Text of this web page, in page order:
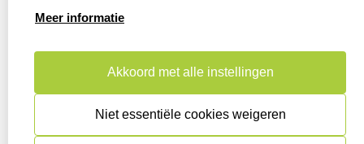
Aanleverspecificaties
Instructie voor
Safety Sheets
Sitemap
Meer informatie
Akkoord met alle instellingen
Niet essentiële cookies weigeren